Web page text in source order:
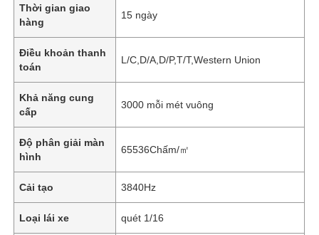
Thời gian giao
hàng
15 ngày
Điều khoản thanh
toán
L/C,D/A,D/P,T/T,Western Union
Khả năng cung
cấp
3000 mỗi mét vuông
Độ phân giải màn
hình
65536Chấm/㎡
Cải tạo 3840Hz
Loại lái xe quét 1/16